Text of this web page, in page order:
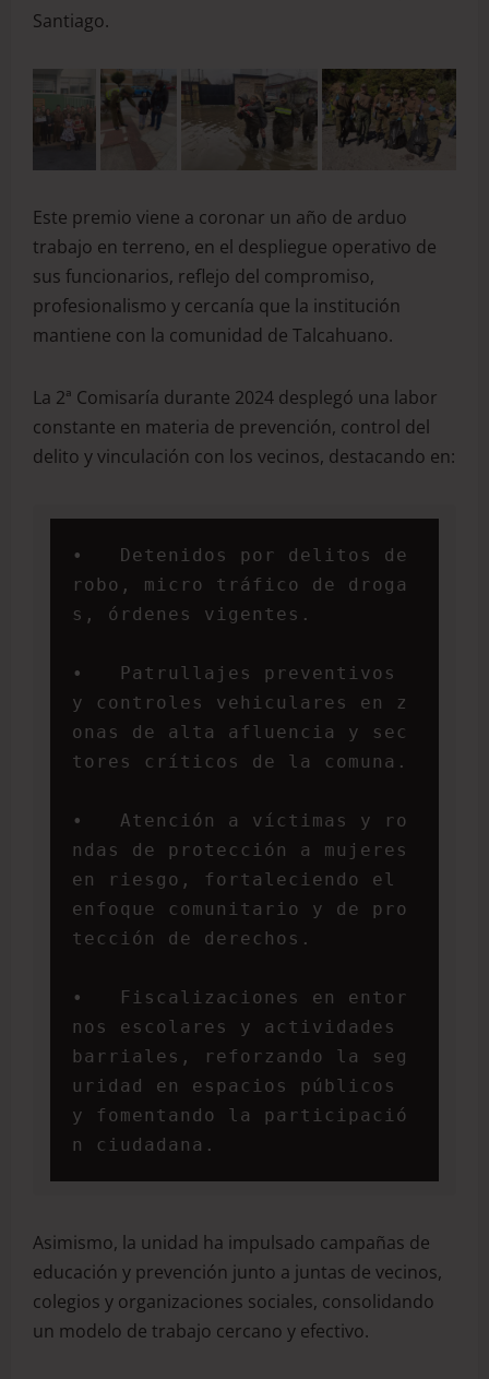
Santiago.
Este premio viene a coronar un año de arduo
trabajo en terreno, en el despliegue operativo de
sus funcionarios, reflejo del compromiso,
profesionalismo y cercanía que la institución
mantiene con la comunidad de Talcahuano.
La 2ª Comisaría durante 2024 desplegó una labor
constante en materia de prevención, control del
delito y vinculación con los vecinos, destacando en:
•   Detenidos por delitos de
robo, micro tráfico de droga
s, órdenes vigentes.
•   Patrullajes preventivos
y controles vehiculares en z
onas de alta afluencia y sec
tores críticos de la comuna.
•   Atención a víctimas y ro
ndas de protección a mujeres
en riesgo, fortaleciendo el
enfoque comunitario y de pro
tección de derechos.
•   Fiscalizaciones en entor
nos escolares y actividades
barriales, reforzando la seg
uridad en espacios públicos
y fomentando la participació
n ciudadana.
Asimismo, la unidad ha impulsado campañas de
educación y prevención junto a juntas de vecinos,
colegios y organizaciones sociales, consolidando
un modelo de trabajo cercano y efectivo.